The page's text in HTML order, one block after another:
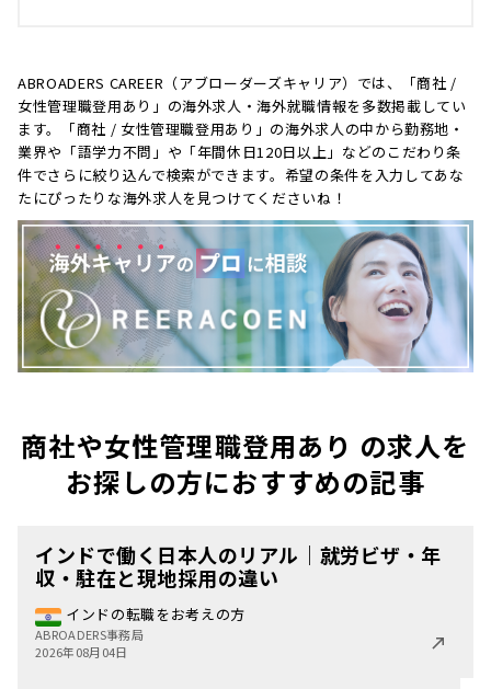
ABROADERS CAREER（アブローダーズキャリア）では、「商社 /
女性管理職登用あり」の海外求人・海外就職情報を多数掲載してい
ます。「商社 / 女性管理職登用あり」の海外求人の中から勤務地・
業界や「語学力不問」や「年間休日120日以上」などのこだわり条
件でさらに絞り込んで検索ができます。希望の条件を入力してあな
たにぴったりな海外求人を見つけてくださいね！
商社や女性管理職登用あり の求人を
お探しの方におすすめの記事
インドで働く日本人のリアル｜就労ビザ・年
収・駐在と現地採用の違い
インドの転職をお考えの方
ABROADERS事務局
2026年08月04日